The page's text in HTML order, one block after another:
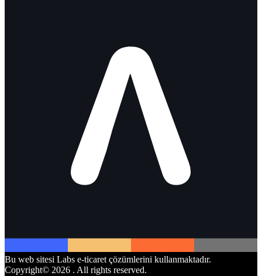
Bu web sitesi Labs e-ticaret çözümlerini kullanmaktadır.
Copyright© 2026 . All rights reserved.